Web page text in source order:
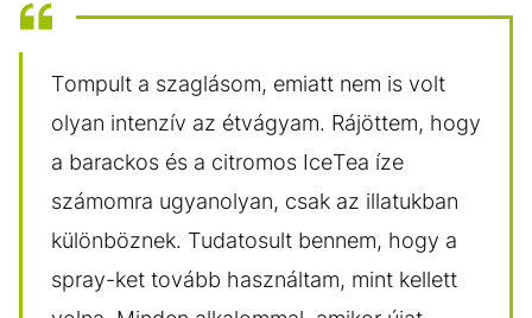
Tompult a szaglásom, emiatt nem is volt
olyan intenzív az étvágyam. Rájöttem, hogy
a barackos és a citromos IceTea íze
számomra ugyanolyan, csak az illatukban
különböznek. Tudatosult bennem, hogy a
spray-ket tovább használtam, mint kellett